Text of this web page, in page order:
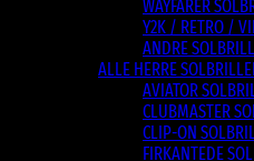
WAYFARER
Y2K / RETRO /
ANDRE
ALLE HERRE
AVIATOR
CLUBMASTER
CLIP-ON
FIRKANTEDE